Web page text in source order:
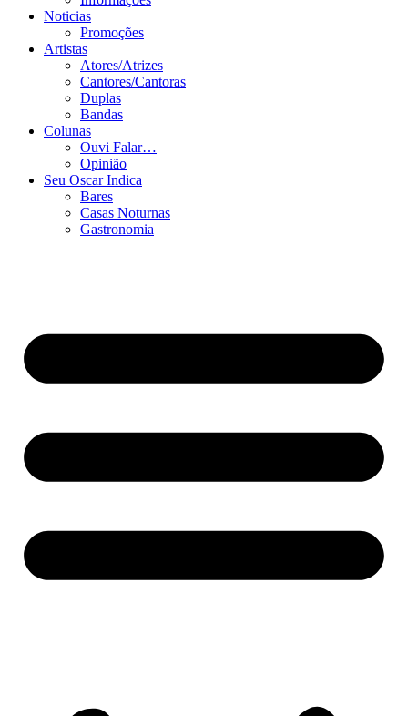
Noticias
Promoções
Artistas
Atores/Atrizes
Cantores/Cantoras
Duplas
Bandas
Colunas
Ouvi Falar…
Opinião
Seu Oscar Indica
Bares
Casas Noturnas
Gastronomia